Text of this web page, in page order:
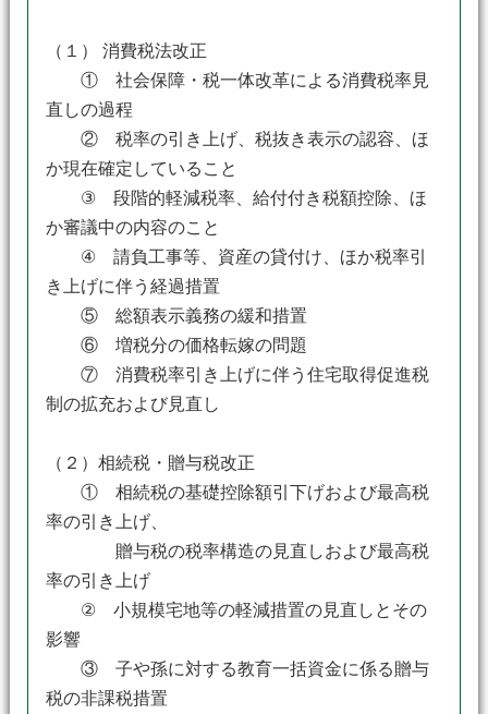
（１） 消費税法改正
① 社会保障・税一体改革による消費税率見
直しの過程
② 税率の引き上げ、税抜き表示の認容、ほ
か現在確定していること
③ 段階的軽減税率、給付付き税額控除、ほ
か審議中の内容のこと
④ 請負工事等、資産の貸付け、ほか税率引
き上げに伴う経過措置
⑤ 総額表示義務の緩和措置
⑥ 増税分の価格転嫁の問題
⑦ 消費税率引き上げに伴う住宅取得促進税
制の拡充および見直し
（２）相続税・贈与税改正
① 相続税の基礎控除額引下げおよび最高税
率の引き上げ、
贈与税の税率構造の見直しおよび最高税
率の引き上げ
② 小規模宅地等の軽減措置の見直しとその
影響
③ 子や孫に対する教育一括資金に係る贈与
税の非課税措置